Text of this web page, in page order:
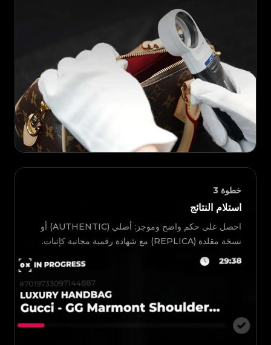
خطوة 3
استلام النتائج
احصل على حكم واضح وموجز: أصلي (AUTHENTIC) أو
نسخة مقلدة (REPLICA) مع شهادة رقمية مجانية كإثبات.